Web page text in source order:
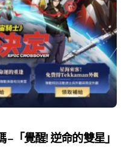
–「覺醒! 逆命的雙星」